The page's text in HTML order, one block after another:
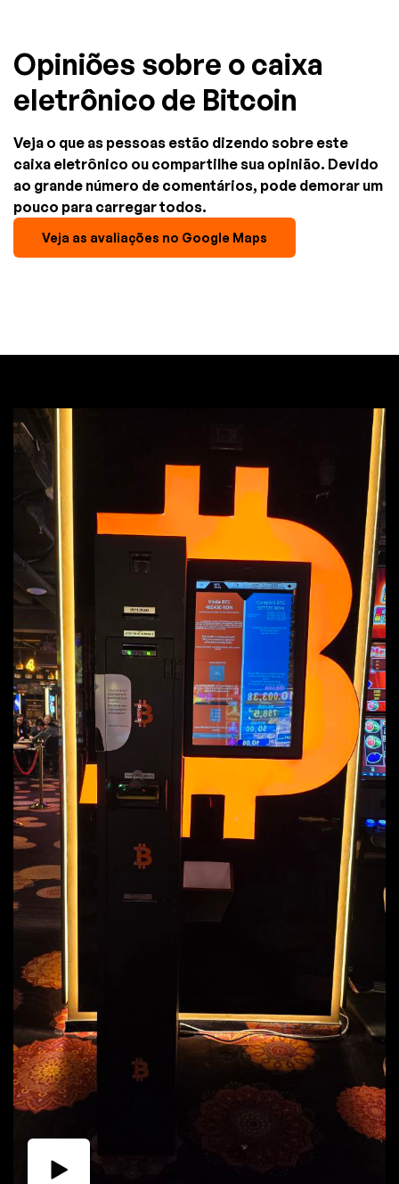
Opiniões sobre o caixa
eletrônico de Bitcoin
Veja o que as pessoas estão dizendo sobre este
caixa eletrônico ou compartilhe sua opinião. Devido
ao grande número de comentários, pode demorar um
pouco para carregar todos.
Veja as avaliações no Google Maps